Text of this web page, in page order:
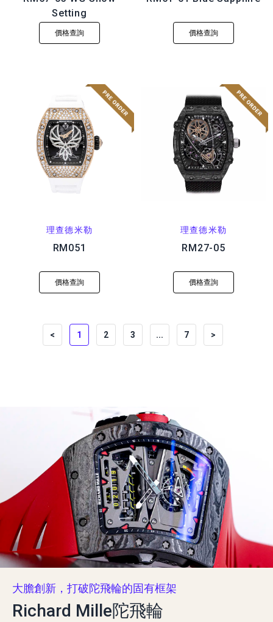
Setting
價格查詢 價格查詢
理查德米勒
RM051
價格查詢
理查德米勒
RM27-05
價格查詢
< 1 2 3 ... 7 >
大膽創新，打破陀飛輪的固有框架
Richard Mille陀飛輪